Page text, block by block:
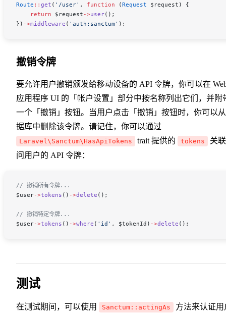
Route :: get ( '/user' , function (Request $request ) {
    return
$request ->user();
}) ->middleware ( 'auth:sanctum' );
撤销令牌
要允许用户撤销颁发给移动设备的 API 令牌，你可以在
应用程序 UI 的「帐户设置」部分中按名称列出它们，并附
一个「撤销」按钮。当用户点击「撤销」按钮时，你可以
据库中删除该令牌。请记住，你可以通过
Laravel\Sanctum\HasApiTokens trait 提供的 tokens
关
问用户的 API 令牌：
// 撤销所有令牌...
$user->tokens () ->delete ();
// 撤销特定令牌...
$user->tokens () ->where ( 'id' , $tokenId ) ->delete ();
测试
在测试期间，可以使用 Sanctum::actingAs 方法来认证用